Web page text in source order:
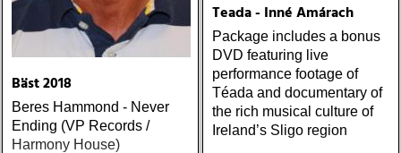
Bäst 2018
Beres Hammond - Never
Ending (VP Records /
Harmony House)
Teada - Inné Amárach
Package includes a bonus
DVD featuring live
performance footage of
Téada and documentary of
the rich musical culture of
Ireland’s Sligo region